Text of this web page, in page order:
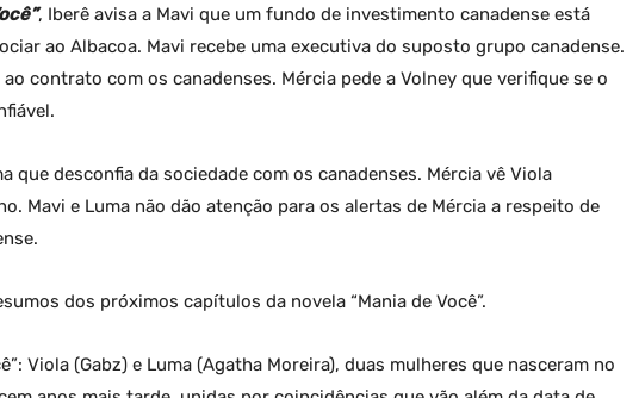
, Iberê avisa a Mavi que um fundo de investimento canadense está
ao Albacoa. Mavi recebe uma executiva do suposto grupo canadense.
contrato com os canadenses. Mércia pede a Volney que verifique se o
que desconfia da sociedade com os canadenses. Mércia vê Viola
Mavi e Luma não dão atenção para os alertas de Mércia a respeito de
dos próximos capítulos da novela “Mania de Você”.
Viola (Gabz) e Luma (Agatha Moreira), duas mulheres que nasceram no